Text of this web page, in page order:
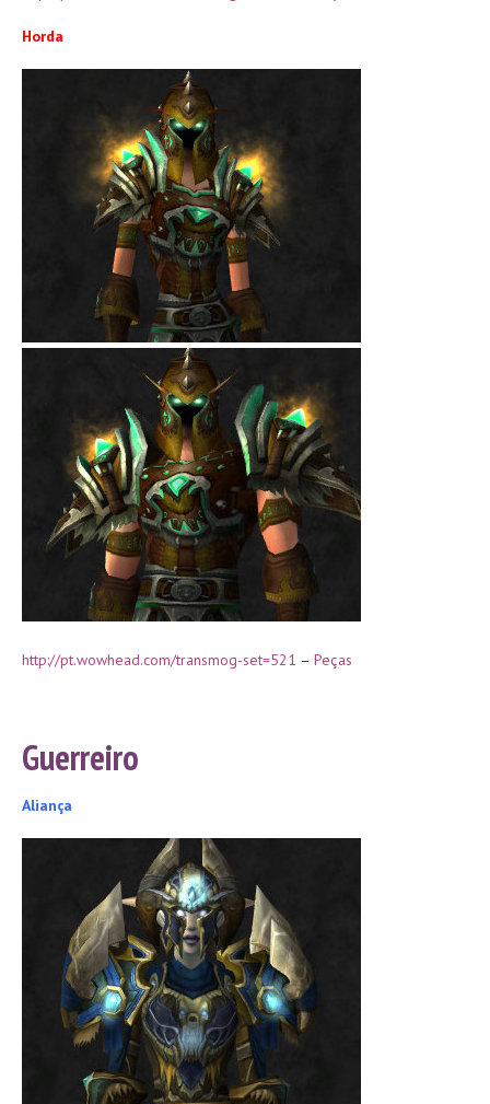
Horda
http://pt.wowhead.com/transmog-set=521 – Peças
Guerreiro
Aliança